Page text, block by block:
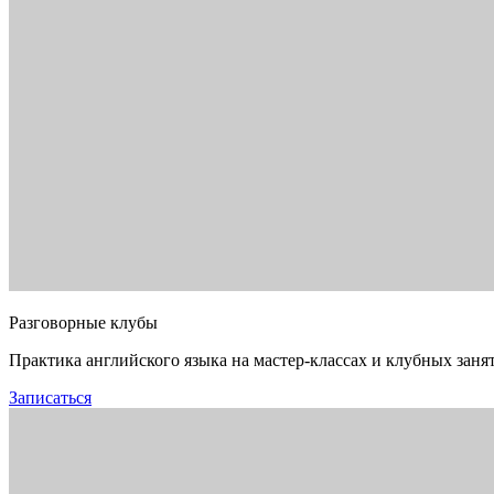
Разговорные клубы
Практика английского языка на мастер-классах и клубных
Записаться